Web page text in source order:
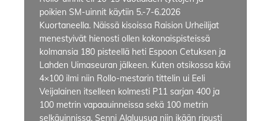
poikien SM-uinnit käytiin 5.-7-6.2026
Kuortaneella. Näissä kisoissa Raision Urheilijat
menestyivät hienosti ollen kokonaispisteissä
kolmansia 180 pisteellä heti Espoon Cetuksen ja
Lahden Uimaseuran jälkeen. Kuten otsikossa kävi
4×100 ilmi niin Rollo-mestarin tittelin ui Eeli
Veijalainen itselleen kolmesti P11 sarjan 400 ja
100 metrin vapaauinneissa sekä 100 metrin
selkäuinnissa. Senni Alaluusua niin ikään ripusti